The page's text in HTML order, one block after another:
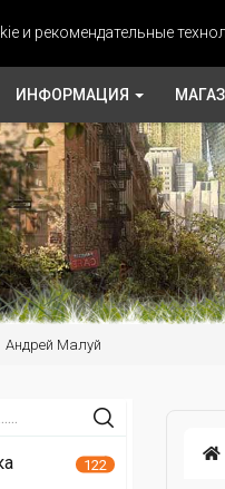
и рекомендательные
ИНФОРМАЦИЯ
Андрей Малуй
122